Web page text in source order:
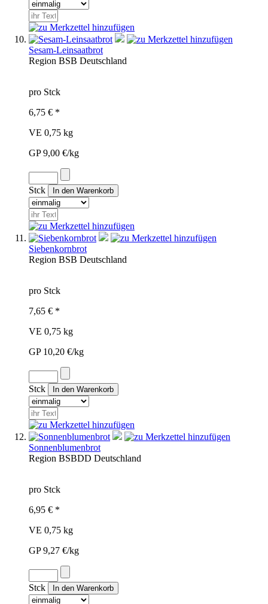
Sesam-Leinsaatbrot
Region BSB Deutschland
pro Stck
6,75 € *
VE 0,75 kg
GP 9,00 €/kg
Stck
Siebenkornbrot
Region BSB Deutschland
pro Stck
7,65 € *
VE 0,75 kg
GP 10,20 €/kg
Stck
Sonnenblumenbrot
Region BSBDD Deutschland
pro Stck
6,95 € *
VE 0,75 kg
GP 9,27 €/kg
Stck